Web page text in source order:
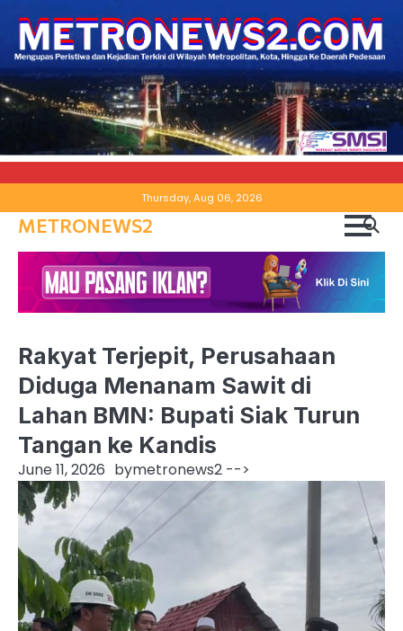
to
content
Thursday, Aug 06, 2026
METRONEWS2
Rakyat Terjepit, Perusahaan
Diduga Menanam Sawit di
Lahan BMN: Bupati Siak Turun
Tangan ke Kandis
June 11, 2026 bymetronews2 -->